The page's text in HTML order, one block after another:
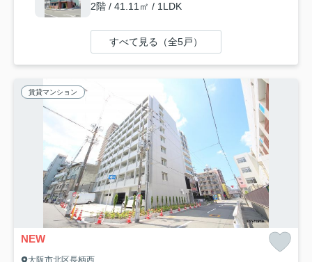
2階 / 41.11㎡ / 1LDK
すべて見る（全5戸）
賃貸マンション
NEW
大阪市北区長柄西